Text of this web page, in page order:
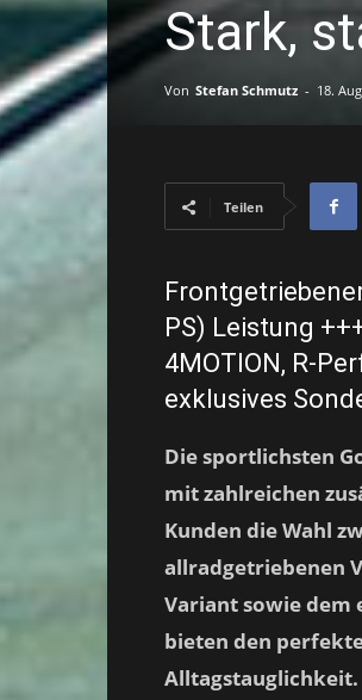
Stark,
Von Stefan Schmutz - 18.
Teilen
PS) Leistung
4MOTION, R-
exklusives
Die sportlichsten
mit zahlreichen
Kunden die Wahl
allradgetriebenen
Variant sowie dem
bieten den
Alltagstauglichkeit.